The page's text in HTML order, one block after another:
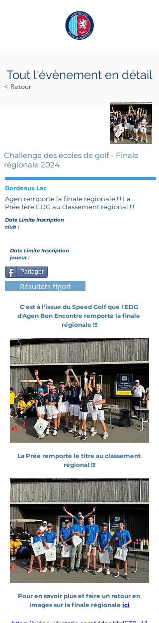
Tout l'évènement en détail
< Retour
Challenge des écoles de golf - Finale
régionale 2024
Bordeaux Lac
Agen remporte la finale régionale !!! La
Prée 1ère EDG au classement régional !!!
Date Limite Inscription
club :
Date Limite Inscription
joueur :
Partager
Résultats ffgolf
C'est à l'issue du Speed Golf que l'EDG
d'Agen Bon Encontre remporte la finale
régionale !!!
La Prée remporte le titre au classement
régional !!!
Pour en savoir plus et faire un retour en
images sur la finale régionale ici